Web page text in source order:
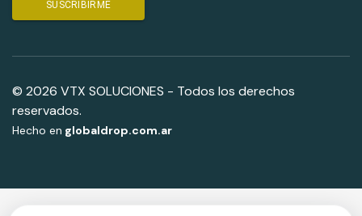
© 2026 VTX SOLUCIONES - Todos los derechos
reservados.
Hecho en globaldrop.com.ar